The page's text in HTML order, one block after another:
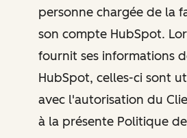
personne chargée de la
son compte HubSpot.
fournit ses informations
HubSpot, celles-ci sont
avec l'autorisation du
à la présente Politique